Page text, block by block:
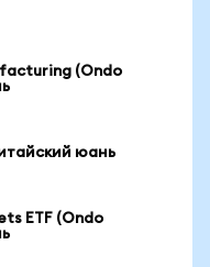
(Ondo
юань
ETF (Ondo